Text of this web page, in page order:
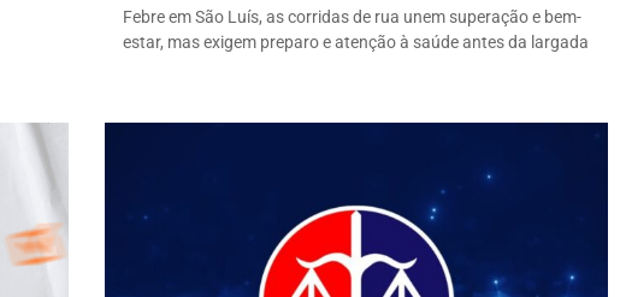
Febre em São Luís, as corridas de rua unem superação e bem-
estar, mas exigem preparo e atenção à saúde antes da largada